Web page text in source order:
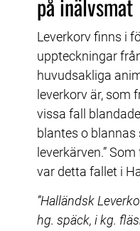
på inälvsmat
Leverkorv finns i
uppteckningar
huvudsakliga
leverkorv är, som
vissa fall
blantes o
leverkärven.”
var detta fallet i
”Halländsk
hg. späck, i kg.